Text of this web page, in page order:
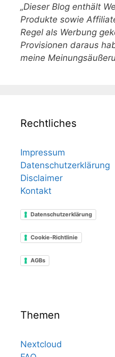
„Dieser Blog enthält
Produkte sowie
Regel als Werbung
Provisionen daraus
meine
Rechtliches
Impressum
Datenschutzerklärung
Disclaimer
Kontakt
Datenschutzerklärung
Cookie-Richtlinie
AGBs
Themen
Nextcloud